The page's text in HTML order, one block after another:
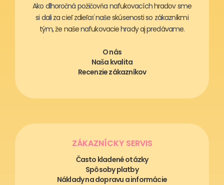
Ako dlhoročná požičovňa nafukovacích hradov sme
si dali za cieľ zdieľať naše skúsenosti so zákazníkmi
tým, že naše nafukovacie hrady aj predávame.
O nás
Naša kvalita
Recenzie zákazníkov
ZÁKAZNÍCKY SERVIS
Často kladené otázky
Spôsoby platby
Náklady na dopravu a informácie